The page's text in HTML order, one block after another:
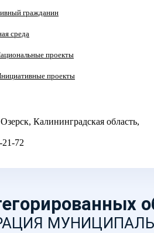
гражданин
среда
проекты
проекты
Калининградская область,
72